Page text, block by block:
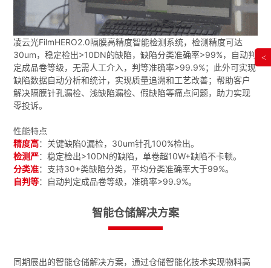
凌云光FilmHERO2.0隔膜高精度智能检测系统，检测精度可达
30um，稳定检出>10DN的缺陷，缺陷分类准确率>99%，自动判
定成品卷等级，无需人工介入，判等准确率>99.9%；此外可实现
缺陷数据自动分析和统计，实现质量追溯和工艺改善；帮助客户
解决隔膜针孔漏检、浅缺陷漏检、假缺陷等痛点问题，助力实现
零投诉。
性能特点
精度高：关键缺陷0漏检，30um针孔100%检出。
检测严：稳定检出>10DN的缺陷，单卷超10W+缺陷不卡顿。
分类准：支持30+类缺陷分类，平均分类准确率大于99%。
自判等：自动判定成品卷等级，准确率>99.9%。
智能仓储解决方案
同期展出的智能仓储解决方案，通过仓储智能化技术实现物料高
<